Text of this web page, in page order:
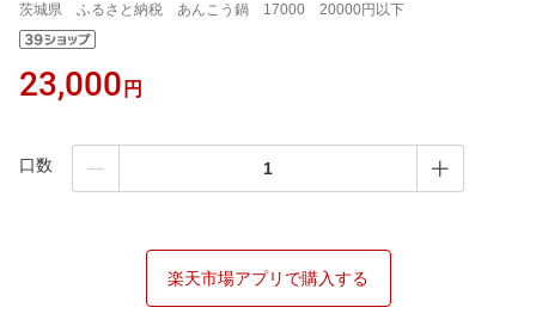
茨城県 ふるさと納税 あんこう鍋 17000 20000円以下
23,000 円
口数
楽天市場アプリで購入する